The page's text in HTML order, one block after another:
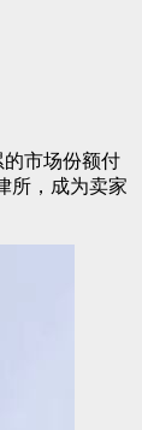
市场份额付
所，成为卖家